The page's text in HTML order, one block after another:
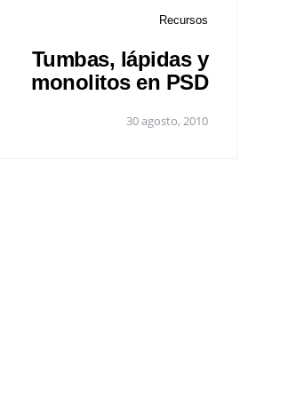
Recursos
Tumbas, lápidas y
monolitos en PSD
30 agosto, 2010